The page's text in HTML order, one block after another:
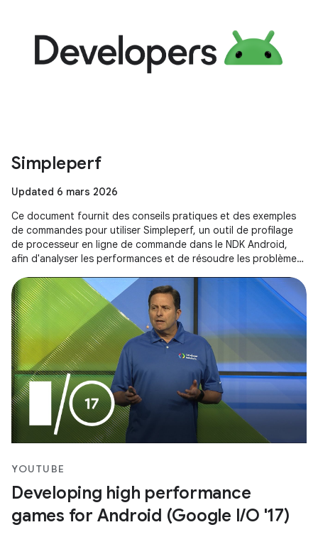
Simpleperf
Updated 6 mars 2026
Ce document fournit des conseils pratiques et des exemples
de commandes pour utiliser Simpleperf, un outil de profilage
de processeur en ligne de commande dans le NDK Android,
afin d'analyser les performances et de résoudre les problèmes
pour les applications Unity.
YOUTUBE
Developing high performance
games for Android (Google I/O '17)